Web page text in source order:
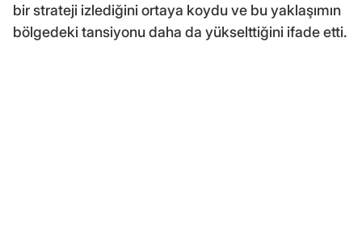
bir strateji izlediğini ortaya koydu ve bu yaklaşımın
bölgedeki tansiyonu daha da yükselttiğini ifade etti.